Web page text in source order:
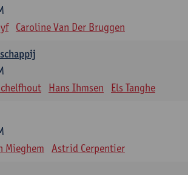
Caroline Van Der Bruggen
Hans Ihmsen Els Tanghe
Mieghem Astrid Cerpentier